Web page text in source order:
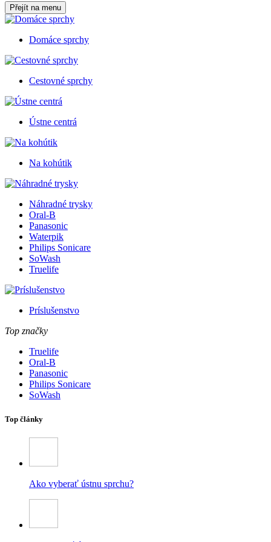
Přejít na menu
Domáce sprchy
Cestovné sprchy
Ústne centrá
Na kohútik
Náhradné trysky
Oral-B
Panasonic
Waterpik
Philips Sonicare
SoWash
Truelife
Príslušenstvo
Top značky
Truelife
Oral-B
Panasonic
Philips Sonicare
SoWash
Top články
Ako vyberať ústnu sprchu?